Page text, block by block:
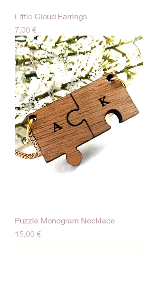
Little Cloud Earrings
Τιμή
7,00 €
Puzzle Monogram Necklace
Τιμή
15,00 €